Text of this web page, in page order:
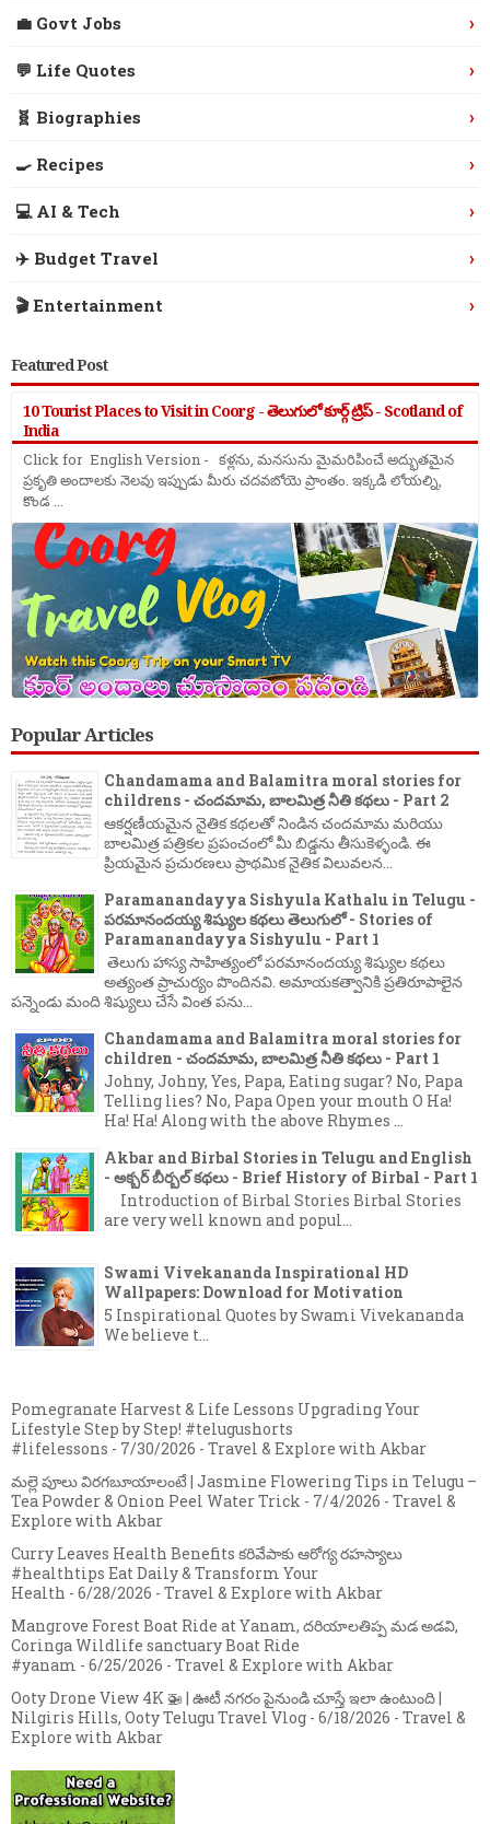
💼 Govt Jobs ›
💬 Life Quotes ›
🧬 Biographies ›
🍳 Recipes ›
💻 AI & Tech ›
✈️ Budget Travel ›
🎬 Entertainment ›
Featured Post
10 Tourist Places to Visit in Coorg - తెలుగులో కూర్గ్ ట్రిప్ - Scotland of
India
Click for English Version - కళ్లను, మనసును మైమరిపించే అద్భుతమైన
ప్రకృతి అందాలకు నెలవు ఇప్పుడు మీరు చదవబోయె ప్రాంతం. ఇక్కడి లోయల్ని,
కొండ ...
Popular Articles
Chandamama and Balamitra moral stories for
childrens - చందమామ, బాలమిత్ర నీతి కథలు - Part 2
ఆకర్షణీయమైన నైతిక కథలతో నిండిన చందమామ మరియు
బాలమిత్ర పత్రికల ప్రపంచంలో మీ బిడ్డను తీసుకెళ్ళండి. ఈ
ప్రియమైన ప్రచురణలు ప్రాథమిక నైతిక విలువలన...
Paramanandayya Sishyula Kathalu in Telugu -
పరమానందయ్య శిష్యుల కథలు తెలుగులో - Stories of
Paramanandayya Sishyulu - Part 1
తెలుగు హాస్య సాహిత్యంలో పరమానందయ్య శిష్యుల కథలు
అత్యంత ప్రాచుర్యం పొందినవి. అమాయకత్వానికి ప్రతిరూపాలైన
పన్నెండు మంది శిష్యులు చేసే వింత పను...
Chandamama and Balamitra moral stories for
children - చందమామ, బాలమిత్ర నీతి కథలు - Part 1
Johny, Johny, Yes, Papa, Eating sugar? No, Papa
Telling lies? No, Papa Open your mouth O Ha!
Ha! Ha! Along with the above Rhymes ...
Akbar and Birbal Stories in Telugu and English
- అక్బర్ బీర్బల్ కథలు - Brief History of Birbal - Part 1
Introduction of Birbal Stories Birbal Stories
are very well known and popul...
Swami Vivekananda Inspirational HD
Wallpapers: Download for Motivation
5 Inspirational Quotes by Swami Vivekananda
We believe t...
Pomegranate Harvest & Life Lessons Upgrading Your
Lifestyle Step by Step! #telugushorts
#lifelessons - 7/30/2026 - Travel & Explore with Akbar
మల్లె పూలు విరగబూయాలంటే | Jasmine Flowering Tips in Telugu –
Tea Powder & Onion Peel Water Trick - 7/4/2026 - Travel &
Explore with Akbar
Curry Leaves Health Benefits కరివేపాకు ఆరోగ్య రహస్యాలు
#healthtips Eat Daily & Transform Your
Health - 6/28/2026 - Travel & Explore with Akbar
Mangrove Forest Boat Ride at Yanam, దరియాలతిప్ప మడ అడవి,
Coringa Wildlife sanctuary Boat Ride
#yanam - 6/25/2026 - Travel & Explore with Akbar
Ooty Drone View 4K 🚁 | ఊటీ నగరం పైనుండి చూస్తే ఇలా ఉంటుంది |
Nilgiris Hills, Ooty Telugu Travel Vlog - 6/18/2026 - Travel &
Explore with Akbar